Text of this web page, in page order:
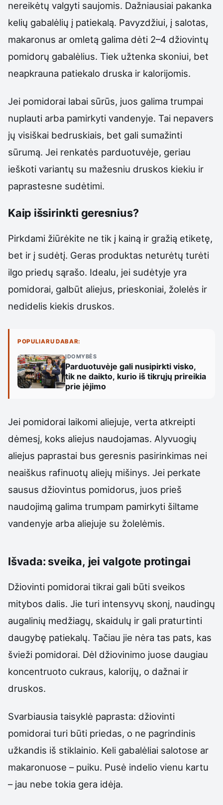
nereikėtų valgyti saujomis. Dažniausiai pakanka
kelių gabalėlių į patiekalą. Pavyzdžiui, į salotas,
makaronus ar omletą galima dėti 2–4 džiovintų
pomidorų gabalėlius. Tiek užtenka skoniui, bet
neapkrauna patiekalo druska ir kalorijomis.
Jei pomidorai labai sūrūs, juos galima trumpai
nuplauti arba pamirkyti vandenyje. Tai nepavers
jų visiškai bedruskiais, bet gali sumažinti
sūrumą. Jei renkatės parduotuvėje, geriau
ieškoti variantų su mažesniu druskos kiekiu ir
paprastesne sudėtimi.
Kaip išsirinkti geresnius?
Pirkdami žiūrėkite ne tik į kainą ir gražią etiketę,
bet ir į sudėtį. Geras produktas neturėtų turėti
ilgo priedų sąrašo. Idealu, jei sudėtyje yra
pomidorai, galbūt aliejus, prieskoniai, žolelės ir
nedidelis kiekis druskos.
POPULIARU DABAR:
ĮDOMYBĖS
Parduotuvėje gali nusipirkti visko,
tik ne daikto, kurio iš tikrųjų prireikia
prie įėjimo
Jei pomidorai laikomi aliejuje, verta atkreipti
dėmesį, koks aliejus naudojamas. Alyvuogių
aliejus paprastai bus geresnis pasirinkimas nei
neaiškus rafinuotų aliejų mišinys. Jei perkate
sausus džiovintus pomidorus, juos prieš
naudojimą galima trumpam pamirkyti šiltame
vandenyje arba aliejuje su žolelėmis.
Išvada: sveika, jei valgote protingai
Džiovinti pomidorai tikrai gali būti sveikos
mitybos dalis. Jie turi intensyvų skonį, naudingų
augalinių medžiagų, skaidulų ir gali praturtinti
daugybę patiekalų. Tačiau jie nėra tas pats, kas
švieži pomidorai. Dėl džiovinimo juose daugiau
koncentruoto cukraus, kalorijų, o dažnai ir
druskos.
Svarbiausia taisyklė paprasta: džiovinti
pomidorai turi būti priedas, o ne pagrindinis
užkandis iš stiklainio. Keli gabalėliai salotose ar
makaronuose – puiku. Pusė indelio vienu kartu
– jau nebe tokia gera idėja.